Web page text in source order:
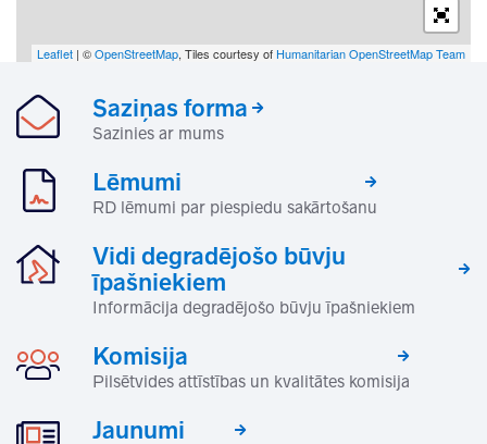
Leaflet | ©OpenStreetMap, Tiles courtesy of Humanitarian OpenStreetMap Team
Saziņas forma
Sazinies ar mums
Lēmumi
RD lēmumi par piespiedu sakārtošanu
Vidi degradējošo būvju
īpašniekiem
Informācija degradējošo būvju īpašniekiem
Komisija
Pilsētvides attīstības un kvalitātes komisija
Jaunumi